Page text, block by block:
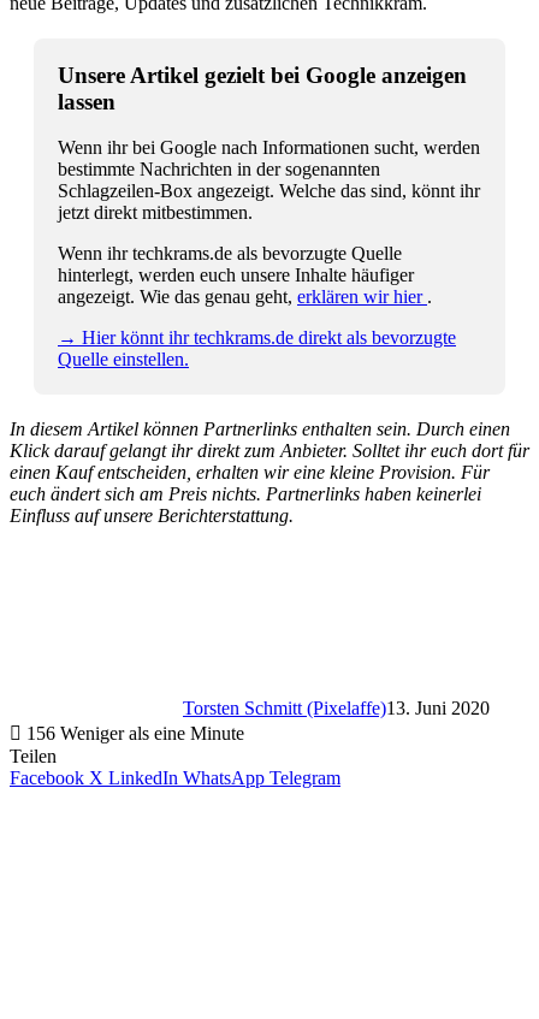
Unsere Artikel gezielt bei Google anzeigen
lassen
Wenn ihr bei Google nach Informationen sucht, werden
bestimmte Nachrichten in der sogenannten
Schlagzeilen-Box angezeigt. Welche das sind, könnt ihr
jetzt direkt mitbestimmen.
Wenn ihr techkrams.de als bevorzugte Quelle
hinterlegt, werden euch unsere Inhalte häufiger
angezeigt. Wie das genau geht, erklären wir hier .
→ Hier könnt ihr techkrams.de direkt als bevorzugte
Quelle einstellen.
In diesem Artikel können Partnerlinks enthalten sein. Durch einen
Klick darauf gelangt ihr direkt zum Anbieter. Solltet ihr euch dort für
einen Kauf entscheiden, erhalten wir eine kleine Provision. Für
euch ändert sich am Preis nichts. Partnerlinks haben keinerlei
Einfluss auf unsere Berichterstattung.
Torsten Schmitt (Pixelaffe)13. Juni 2020
156 Weniger als eine Minute
Teilen
Facebook X LinkedIn WhatsApp Telegram